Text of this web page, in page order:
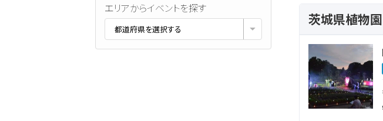
茨城県植物
エリアからイベントを探す